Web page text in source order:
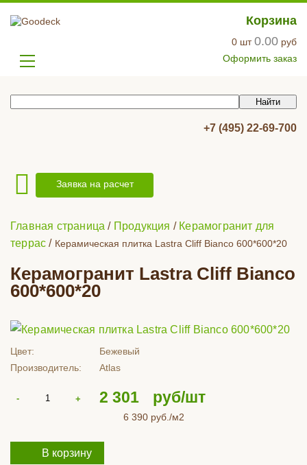
Корзина
0 шт0.00 руб
Оформить заказ
+7 (495) 22-69-700
Заявка на расчет
Главная страница / Продукция / Керамогранит для
террас / Керамическая плитка Lastra Cliff Bianco 600*600*20
Керамогранит Lastra Cliff Bianco
600*600*20
Цвет:
Бежевый
Производитель:
Atlas
2 301 руб/шт
6 390руб./м2
В корзину